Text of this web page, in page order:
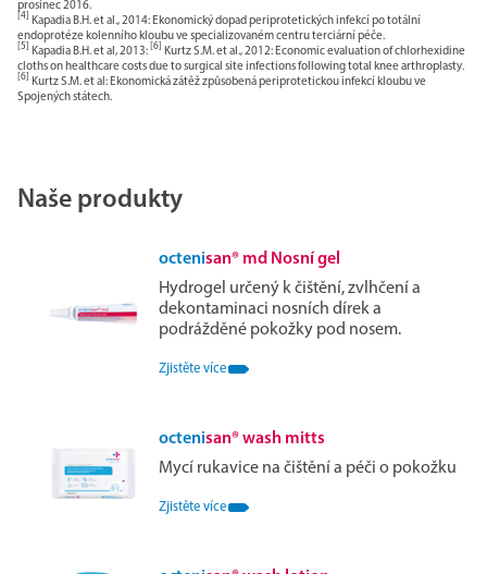
prosinec 2016.
[4] Kapadia B.H. et al., 2014: Ekonomický dopad periprotetických infekcí po totální
endoprotéze kolenního kloubu ve specializovaném centru terciární péče.
[5] Kapadia B.H. et al, 2013: [6] Kurtz S.M. et al., 2012: Economic evaluation of chlorhexidine
cloths on healthcare costs due to surgical site infections following total knee arthroplasty.
[6] Kurtz S.M. et al: Ekonomická zátěž způsobená periprotetickou infekcí kloubu ve
Spojených státech.
Naše produkty
octenisan® md Nosní gel
Hydrogel určený k čištění, zvlhčení a
dekontaminaci nosních dírek a
podrážděné pokožky pod nosem.
Zjistěte více
octenisan® wash mitts
Mycí rukavice na čištění a péči o pokožku
Zjistěte více